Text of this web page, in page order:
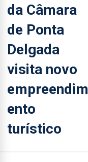
da Câmara
de Ponta
Delgada
visita novo
empreendim
ento
turístico